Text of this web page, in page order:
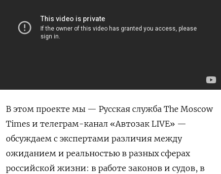
В этом проекте мы — Русская служба The Moscow
Times и телеграм-канал «Автозак LIVE» —
обсуждаем с экспертами различия между
ожиданием и реальностью в разных сферах
российской жизни: в работе законов и судов, в